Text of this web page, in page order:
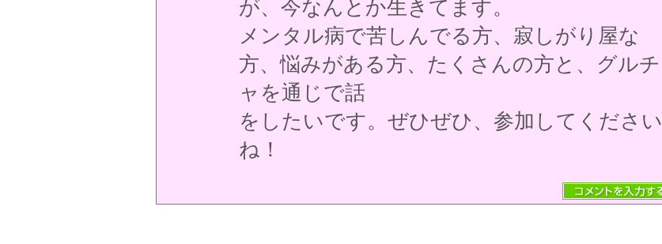
が、今なんとか生きてます。
メンタル病で苦しんでる方、寂しがり屋な
方、悩みがある方、たくさんの方と、グルチ
ャを通じで話
をしたいです。ぜひぜひ、参加してください
ね！